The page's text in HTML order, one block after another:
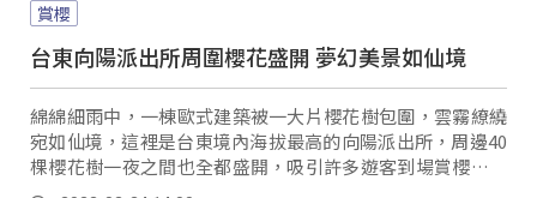
賞櫻
台東向陽派出所周圍櫻花盛開 夢幻美景如仙境
綿綿細雨中，一棟歐式建築被一大片櫻花樹包圍，雲霧繚繞
宛如仙境，這裡是台東境內海拔最高的向陽派出所，周邊40
棵櫻花樹一夜之間也全都盛開，吸引許多遊客到場賞櫻，如
此美景原來是前所長張能為，在十年前親手種下...。